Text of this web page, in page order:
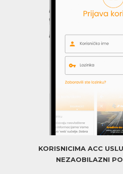
KORISNICIMA ACC
NEZAOBILAZNI